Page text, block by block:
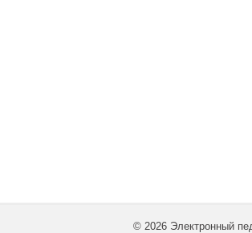
© 2026 Электронный